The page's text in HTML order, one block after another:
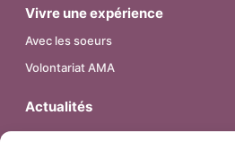
Vivre une expérience
Avec les soeurs
Volontariat AMA
Actualités